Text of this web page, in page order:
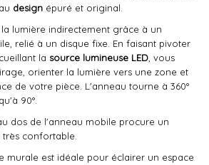
design épuré et original.
lumière indirectement grâce à un
relié à un disque fixe. En faisant pivoter
la source lumineuse LED , vous
orienter la lumière vers une zone et
de votre pièce. L'anneau tourne à 360°
90°.
dos de l'anneau mobile procure un
très confortable.
murale est idéale pour éclairer un espace